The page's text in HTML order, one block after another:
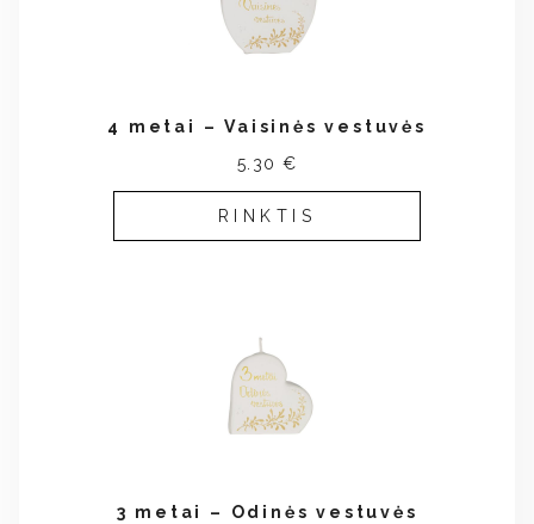
4 metai – Vaisinės vestuvės
5.30 €
RINKTIS
3 metai – Odinės vestuvės